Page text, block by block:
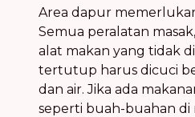
Area dapur
Semua peralatan
alat makan yang tidak
tertutup harus dicuci
dan air. Jika ada
seperti buah-buahan di